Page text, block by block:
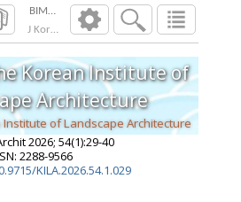
BIM을 활용한 공동주택 탄소저감 식재설
J Korean Inst Landsc Archit 2026; 54
Korean Institute of
Architecture
Institute of Landscape Architecture
2026; 54(1):29-40
2288-9566
KILA.2026.54.1.029